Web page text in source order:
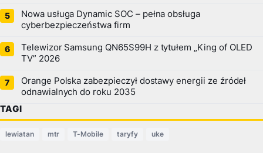
Nowa usługa Dynamic SOC – pełna obsługa
cyberbezpieczeństwa firm
Telewizor Samsung QN65S99H z tytułem „King of OLED
TV” 2026
Orange Polska zabezpieczył dostawy energii ze źródeł
odnawialnych do roku 2035
TAGI
lewiatan mtr T-Mobile taryfy uke